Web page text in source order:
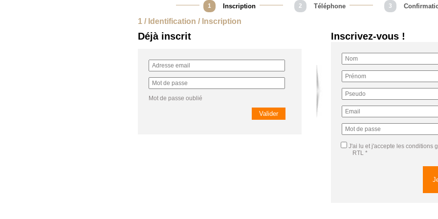
1 Inscription 2 Téléphone 3
1 / Identification / Inscription
Déjà inscrit
Mot de passe oublié
Inscrivez-vous !
J'ai lu et j'accepte les conditions
RTL *